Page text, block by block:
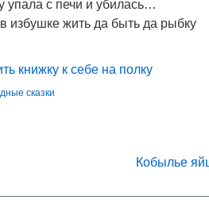
упала с печи и убилась…
избушке жить да быть да рыбку
книжку к себе на полку
сказки
Кобылье